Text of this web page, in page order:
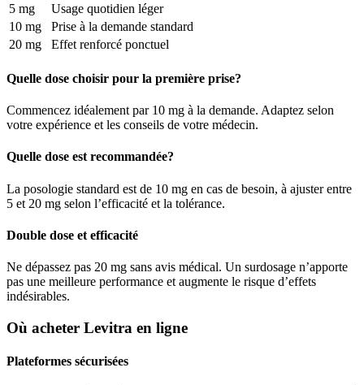
5 mg
Usage quotidien léger
10 mg
Prise à la demande standard
20 mg
Effet renforcé ponctuel
Quelle dose choisir pour la première prise?
Commencez idéalement par 10 mg à la demande. Adaptez selon
votre expérience et les conseils de votre médecin.
Quelle dose est recommandée?
La posologie standard est de 10 mg en cas de besoin, à ajuster entre
5 et 20 mg selon l’efficacité et la tolérance.
Double dose et efficacité
Ne dépassez pas 20 mg sans avis médical. Un surdosage n’apporte
pas une meilleure performance et augmente le risque d’effets
indésirables.
Où acheter Levitra en ligne
Plateformes sécurisées